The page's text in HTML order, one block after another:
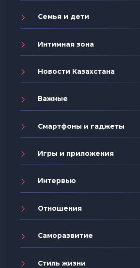
Семья и дети
Интимная зона
Новости Казахстана
Важные
Смартфоны и гаджеты
Игры и приложения
Интервью
Отношения
Саморазвитие
Стиль жизни